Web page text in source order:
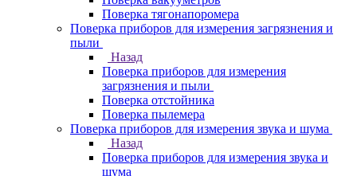
Поверка тягонапоромера
Поверка приборов для измерения загрязнения и
пыли
Назад
Поверка приборов для измерения
загрязнения и пыли
Поверка отстойника
Поверка пылемера
Поверка приборов для измерения звука и шума
Назад
Поверка приборов для измерения звука и
шума